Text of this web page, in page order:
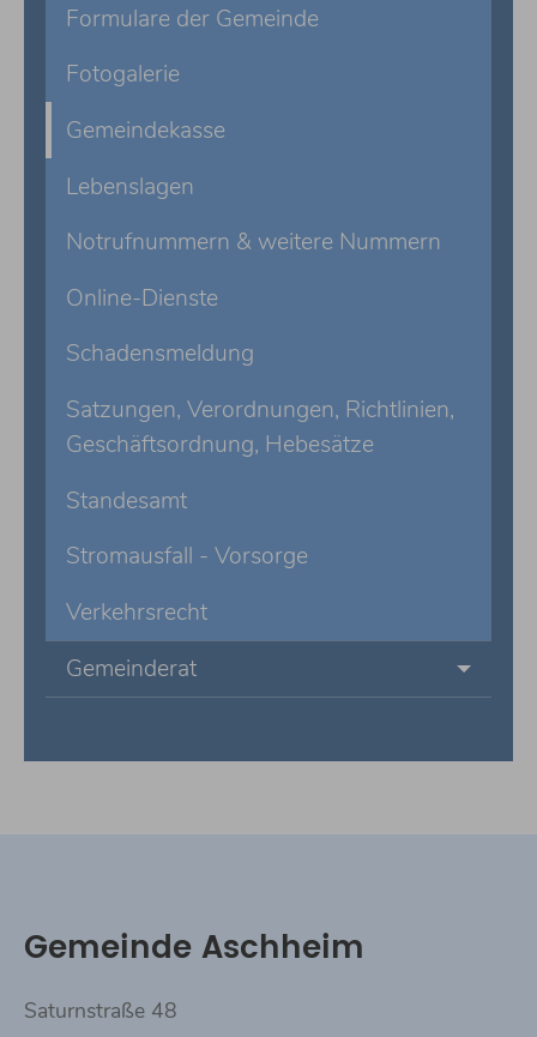
Formulare der Gemeinde
Fotogalerie
Gemeindekasse
Lebenslagen
Notrufnummern & weitere Nummern
Online-Dienste
Schadensmeldung
Satzungen, Verordnungen, Richtlinien,
Geschäftsordnung, Hebesätze
Standesamt
Stromausfall - Vorsorge
Verkehrsrecht
Gemeinderat
Gemeinde Aschheim
Saturnstraße 48